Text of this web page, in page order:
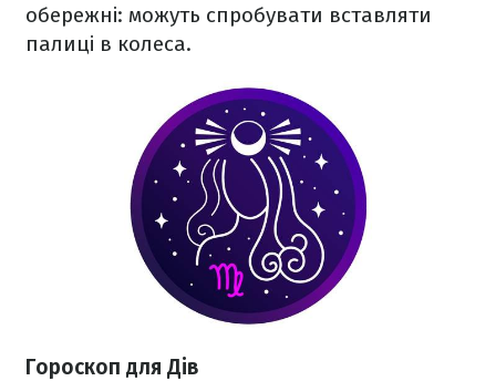
обережні: можуть спробувати вставляти
палиці в колеса.
Гороскоп для Дів